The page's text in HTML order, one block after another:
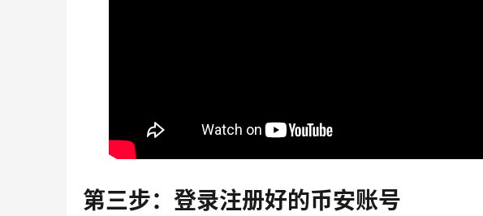
第三步：登录注册好的币安账号